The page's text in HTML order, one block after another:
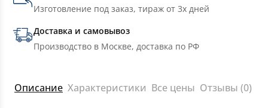
Изготовление под заказ, тираж от 3х дней
Доставка и самовывоз
Производство в Москве, доставка по РФ
Описание Характеристики Все цены Отзывы (0)